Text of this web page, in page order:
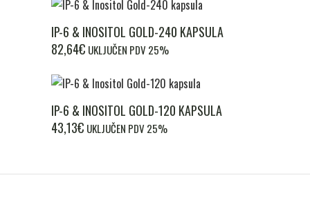
IP-6 & INOSITOL GOLD-240 KAPSULA
82,64€ UKLJUČEN PDV 25%
IP-6 & INOSITOL GOLD-120 KAPSULA
43,13€ UKLJUČEN PDV 25%